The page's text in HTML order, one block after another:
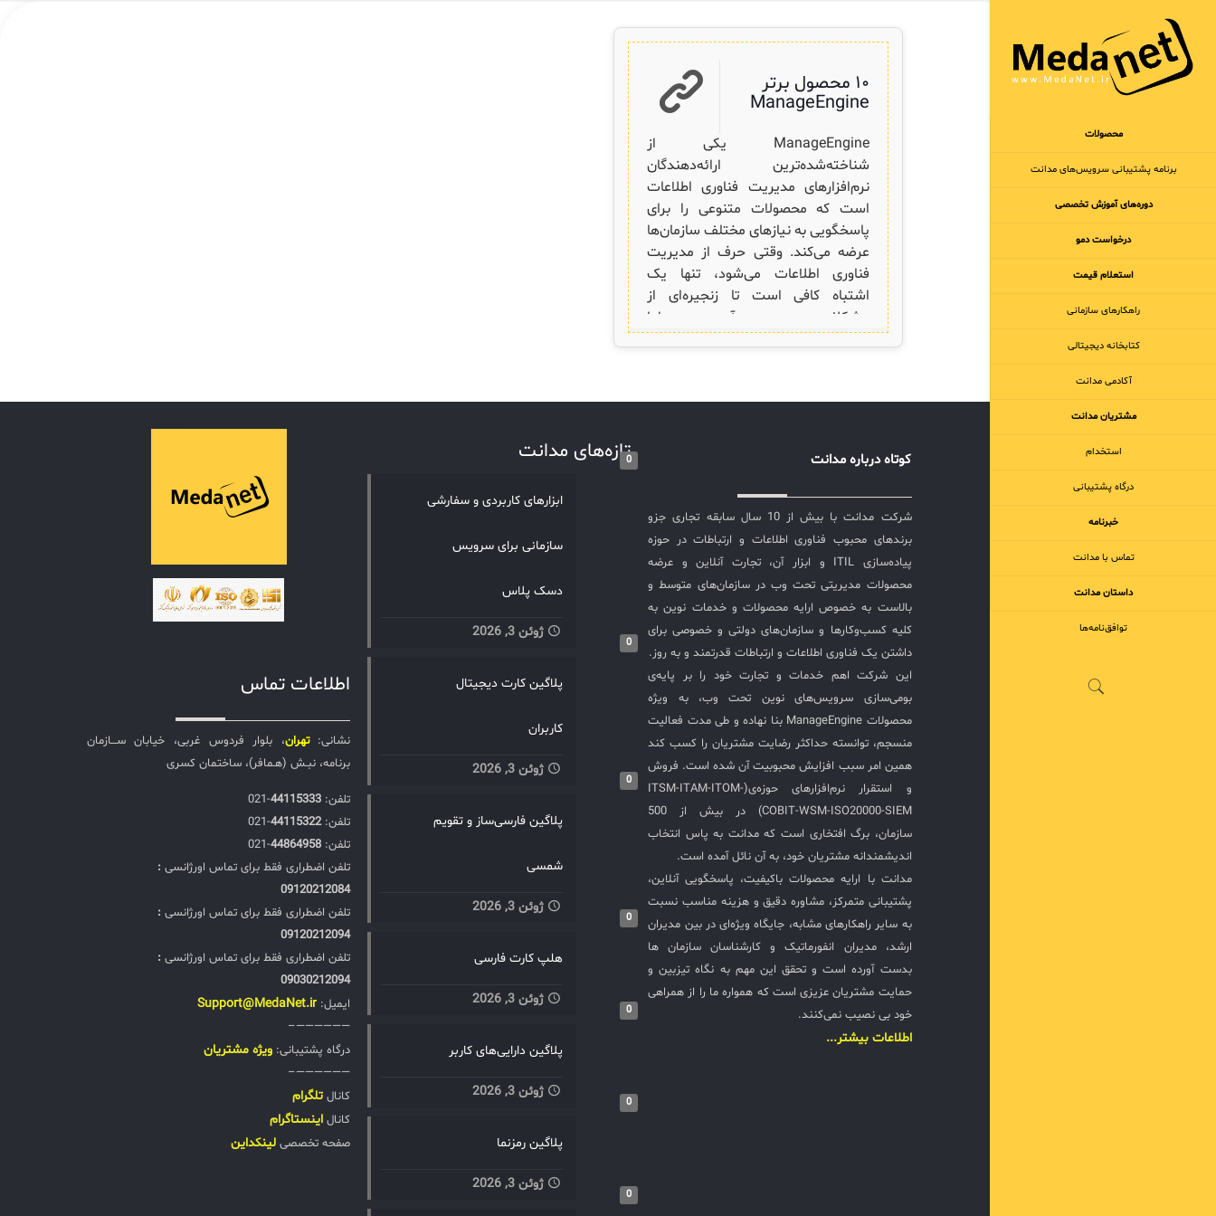
محصولات
برنامه‌ پشتیبانی سرویس‌های مدانت
دوره‌های آموزش تخصصی
درخواست دمو
استعلام قیمت
راهکارهای سازمانی
کتابخانه دیجیتالی
آکادمی مدانت
مشتریان مدانت
استخدام
درگاه پشتیبانی
خبرنامه
تماس با مدانت
داستان مدانت
توافق‌نامه‌ها
۱۰ محصول برتر
ManageEngine
ManageEngine یکی از
شناخته‌شده‌ترین ارائه‌دهندگان
نرم‌افزارهای مدیریت فناوری اطلاعات
است که محصولات متنوعی را برای
پاسخگویی به نیازهای مختلف سازمان‌ها
عرضه می‌کند. وقتی حرف از مدیریت
فناوری اطلاعات می‌شود، تنها یک
اشتباه کافی است تا زنجیره‌ای از
مشکلات به‌وجود آید — اما
ManageEngine اینجاست تا با ۱۰
در دنیایی که هر ثانیه اهمیت دارد، این
از این محصولات، نتیجه سال‌ها تجربه و
نوآوری‌اند که مدیریت IT را از دغدغه به
نقطه قوت تبدیل می‌کنند. حالا وقت آن
است که این ۱۰ محصول را بشناسید و
تفاوت واقعی را احساس کنید. در اینجا
به معرفی ۱۰ محصول برتر
ManageEngine می‌پردازیم که به
دلیل ویژگی‌ها و کارایی‌های خاص خود
مورد توجه قرار گرفته‌اند همچنین با
جدول مقایسه‌ای با دو محصول مشابه یا
رقیب: محصول حوزه اهمیت این راهکار
ServiceDesk Plus ابزار ITIL برای
مدیریت تیکت و درخواست، مدیریت
دارایی، تحلیل داده‌ها و… افزایش
بهره‌وری در رسیدگی به مشکلات و
مدیریت منابع IT OpManager
مانیتورینگ شبکه، مدیریت پهنای باند،
گزارش‌گیری پیشگیری از اختلالات
شبکه و حفظ کیفیت خدمات IT
ADManager Plus مدیریت کاربران و
گروه‌های Active Directory، سیاست‌ها
حفظ امنیت و نظم ساختار دسترسی‌ها
در سازمان Patch Manager Plus
مدیریت پچ و به‌روزرسانی‌های نرم‌افزاری
جلوگیری از آسیب‌پذیری‌های امنیتی و
0 اطلاعات بیشتر
کوتاه درباره مدانت
شرکت مدانت با بیش از 10 سال سابقه تجاری جزو
برندهای محبوب فناوری اطلاعات و ارتباطات در حوزه
پیاده‌سازی ITIL و ابزار آن، تجارت آنلاین و عرضه
محصولات مدیریتی تحت وب در سازمان‌های متوسط و
بالاست به خصوص ارایه محصولات و خدمات نوین به
کلیه کسب‌وکارها و سازمان‌های دولتی و خصوصی برای
داشتن یک فناوری اطلاعات و ارتباطات قدرتمند و به روز.
این شرکت اهم خدمات و تجارت خود را بر پایه‌ی
بومی‌سازی سرویس‌های نوین تحت وب، به ویژه
محصولات ManageEngine بنا نهاده و طی مدت فعالیت
منسجم، توانسته حداکثر رضایت مشتریان را کسب کند
همین امر سبب افزایش محبوبیت آن شده است. فروش
و استقرار نرم‌افزارهای حوزه‌ی(ITSM-ITAM-ITOM-
COBIT-WSM-ISO20000-SIEM) در بیش از 500
سازمان، برگ افتخاری است که مدانت به پاس انتخاب
اندیشمندانه مشتریان خود، به آن نائل آمده است.
مدانت با ارایه محصولات باکیفیت، پاسخگویی آنلاین،
پشتیبانی متمرکز، مشاوره دقیق و هزینه مناسب نسبت
به سایر راهکارهای مشابه، جایگاه ویژه‌ای در بین مدیران
ارشد، مدیران انفورماتیک و کارشناسان سازمان ها
بدست آورده است و تحقق این مهم به نگاه تیزبین و
حمایت مشتریان عزیزی است که همواره ما را از همراهی
خود بی نصیب نمی‌کنند.
اطلاعات بیشتر...
تازه‌های مدانت
0
ابزارهای کاربردی و سفارشی
سازمانی برای سرویس
دسک پلاس
ژوئن 3, 2026
0
پلاگین کارت دیجیتال
کاربران
ژوئن 3, 2026
0
پلاگین فارسی‌ساز و تقویم
شمسی
ژوئن 3, 2026
0
هلپ کارت فارسی
ژوئن 3, 2026
0
پلاگین دارایی‌های کاربر
ژوئن 3, 2026
0
پلاگین رمزنما
ژوئن 3, 2026
0
اطلاعات تماس
نشانی:تهران، بلوار فردوس غربی، خیابان ســـازمان
برنامه، نبـش (هـمافر)، ساختمان کسری
تلفن:‌ 44115333
-021
تلفن:‌44115322
-021
تلفن:‌ 44864958
-021
تلفن اضطراری فقط برای تماس اورژانسی :
09120212084
تلفن اضطراری فقط برای تماس اورژانسی :
09120212094
تلفن اضطراری فقط برای تماس اورژانسی :
09030212094
ایمیل: Support@MedaNet.ir
——————–
درگاه پشتیبانی: ويژه مشتریان
——————–
کانال تلگرام
کانال اینستاگرام
صفحه تخصصی لینکداین